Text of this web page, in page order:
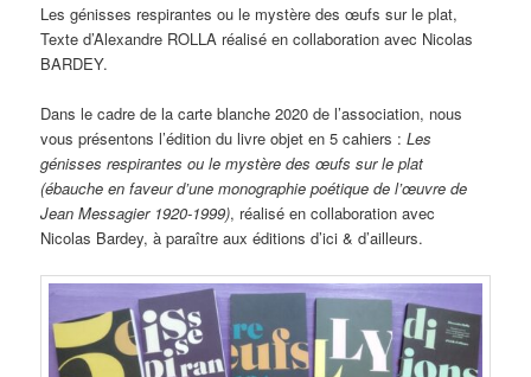
Les génisses respirantes ou le mystère des œufs sur le plat,
Texte d’Alexandre ROLLA réalisé en collaboration avec Nicolas
BARDEY.
Dans le cadre de la carte blanche 2020 de l’association, nous
vous présentons l’édition du livre objet en 5 cahiers :Les
génisses respirantes ou le mystère des œufs sur le plat
(ébauche en faveur d’une monographie poétique de l’œuvre de
Jean Messagier 1920-1999), réalisé en collaboration avec
Nicolas Bardey, à paraître aux éditions d’ici & d’ailleurs.